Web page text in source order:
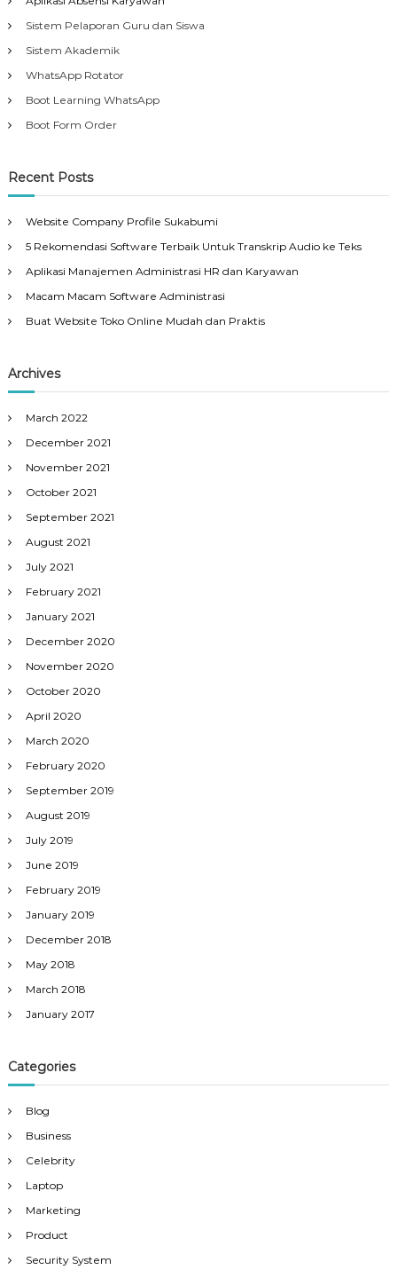
Sistem Pelaporan Guru dan Siswa
Sistem Akademik
WhatsApp Rotator
Boot Learning WhatsApp
Boot Form Order
Recent Posts
Website Company Profile Sukabumi
5 Rekomendasi Software Terbaik Untuk Transkrip Audio ke Teks
Aplikasi Manajemen Administrasi HR dan Karyawan
Macam Macam Software Administrasi
Buat Website Toko Online Mudah dan Praktis
Archives
March 2022
December 2021
November 2021
October 2021
September 2021
August 2021
July 2021
February 2021
January 2021
December 2020
November 2020
October 2020
April 2020
March 2020
February 2020
September 2019
August 2019
July 2019
June 2019
February 2019
January 2019
December 2018
May 2018
March 2018
January 2017
Categories
Blog
Business
Celebrity
Laptop
Marketing
Product
Security System